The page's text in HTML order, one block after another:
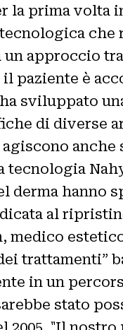
la prima volta
un approccio
è
sviluppato
di diverse
hanno
al
medico
trattamenti”
in un
stato